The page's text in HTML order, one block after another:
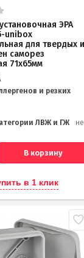
ЭРА
unibox
для твердых
саморез
71х65мм
и резких
ЛВЖ и ГЖ
В корзину
в 1 клик